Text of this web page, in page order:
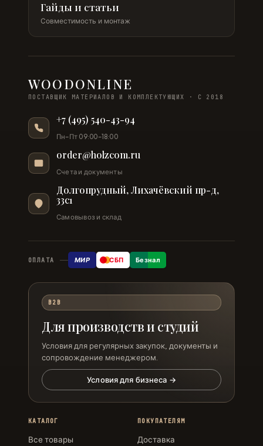
Гайды и статьи
Совместимость и монтаж
WOODONLINE
ПОСТАВЩИК МАТЕРИАЛОВ И КОМПЛЕКТУЮЩИХ · С 2018
+7 (495) 540-43-94
Пн–Пт 09:00–18:00
order@holzcom.ru
Счета и документы
Долгопрудный, Лихачёвский пр-д,
33с1
Самовывоз и склад
ОПЛАТА МИР СБП Безнал
B2B
Для производств и студий
Условия для регулярных закупок, документы и
сопровождение менеджером.
Условия для бизнеса →
КАТАЛОГ
Все товары
ПОКУПАТЕЛЯМ
Доставка